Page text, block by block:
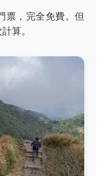
票，完全免費。但
算。